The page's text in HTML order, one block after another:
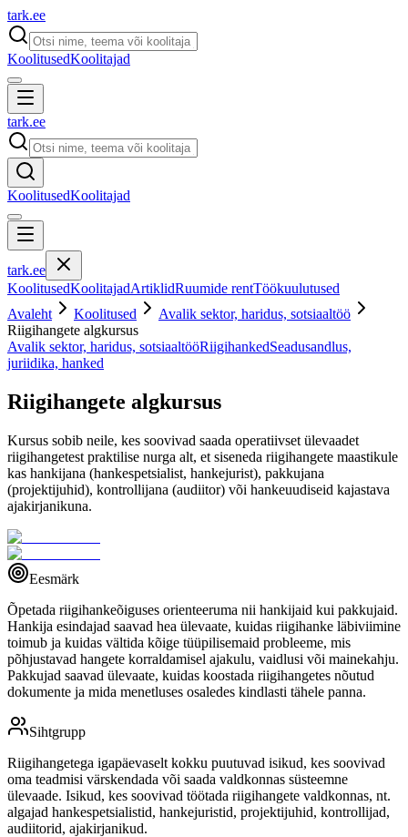
tark.ee
KoolitusedKoolitajad
tark.ee
KoolitusedKoolitajad
tark.ee
KoolitusedKoolitajadArtiklidRuumide rentTöökuulutused
Avaleht
Koolitused
Avalik sektor, haridus, sotsiaaltöö
Riigihangete algkursus
Avalik sektor, haridus, sotsiaaltööRiigihankedSeadusandlus,
juriidika, hanked
Riigihangete algkursus
Kursus sobib neile, kes soovivad saada operatiivset ülevaadet
riigihangetest praktilise nurga alt, et siseneda riigihangete maastikule
kas hankijana (hankespetsialist, hankejurist), pakkujana
(projektijuhid), kontrollijana (audiitor) või hankeuudiseid kajastava
ajakirjanikuna.
Eesmärk
Õpetada riigihankeõiguses orienteeruma nii hankijaid kui pakkujaid.
Hankija esindajad saavad hea ülevaate, kuidas riigihanke läbiviimine
toimub ja kuidas vältida kõige tüüpilisemaid probleeme, mis
põhjustavad hangete korraldamisel ajakulu, vaidlusi või mainekahju.
Pakkujad saavad ülevaate, kuidas koostada riigihangetes nõutud
dokumente ja mida menetluses osaledes kindlasti tähele panna.
Sihtgrupp
Riigihangetega igapäevaselt kokku puutuvad isikud, kes soovivad
oma teadmisi värskendada või saada valdkonnas süsteemne
ülevaade. Isikud, kes soovivad töötada riigihangete valdkonnas, nt.
algajad hankespetsialistid, hankejuristid, projektijuhid, kontrollijad,
audiitorid, ajakirjanikud.